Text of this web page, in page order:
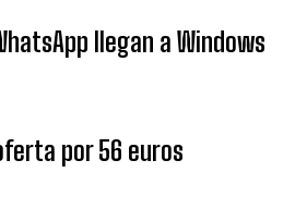
llegan a Windows
por 56 euros